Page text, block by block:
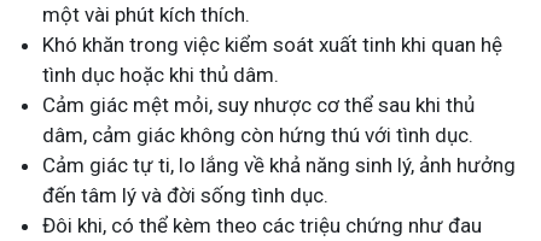
một vài phút kích thích.
Khó khăn trong việc kiểm soát xuất tinh khi quan hệ
tình dục hoặc khi thủ dâm.
Cảm giác mệt mỏi, suy nhược cơ thể sau khi thủ
dâm, cảm giác không còn hứng thú với tình dục.
Cảm giác tự ti, lo lắng về khả năng sinh lý, ảnh hưởng
đến tâm lý và đời sống tình dục.
Đôi khi, có thể kèm theo các triệu chứng như đau